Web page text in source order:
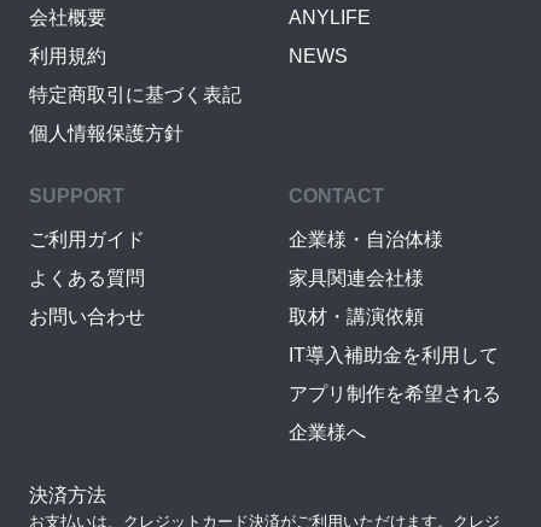
会社概要
利用規約
特定商取引に基づく表記
個人情報保護方針
ANYLIFE
NEWS
SUPPORT
ご利用ガイド
よくある質問
お問い合わせ
CONTACT
企業様・自治体様
家具関連会社様
取材・講演依頼
IT導入補助金を利用して
アプリ制作を希望される
企業様へ
決済方法
お支払いは、クレジットカード決済がご利用いただけます。クレジ